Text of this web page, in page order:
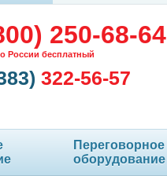
250-68-64
России бесплатный
322-56-57
Переговорное
оборудование